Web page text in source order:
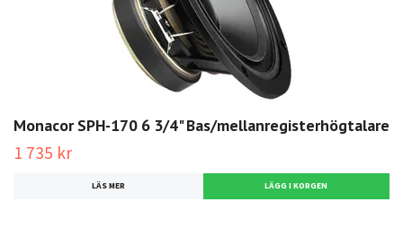
Monacor SPH-170 6 3/4" Bas/mellanregisterhögtalare
1 735 kr
LÄS MER